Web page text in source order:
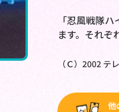
「忍風戦隊
ます。それぞ
（Ｃ）2002 テ